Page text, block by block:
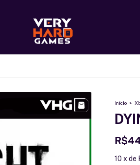
Início >
10 x de